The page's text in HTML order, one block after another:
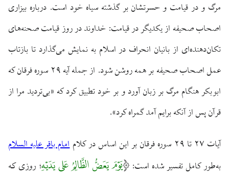
مرگ و در قیامت و حسرتشان بر گذشته سیاه خود است. درباره بیزاری
اصحاب صحیفه از یکدیگر در قیامت: خداوند در روز قیامت صحنه‌های
تکان‌دهنده‌ای از بانیان انحراف در اسلام به نمایش می‌گذارد تا بازتاب
عمل اصحاب صحیفه بر همه روشن شود. از جمله آیه ۲۹ سوره فرقان که
ابوبکر هنگام مرگ بر زبان آورد و بر خود تطبیق کرد که «بی‌تردید مرا از
قرآن پس از آنکه برایم آمد گمراه کرد».
آیات ۲۷ تا ۲۹ سوره فرقان بر این اساس در کلام
امام باقر علیه السلام
به‌طور کامل تفسیر شده است: یَوْمَ یَعَضُّ الظَّالِمُ عَلی یَدَیْهِ؛ روزی که